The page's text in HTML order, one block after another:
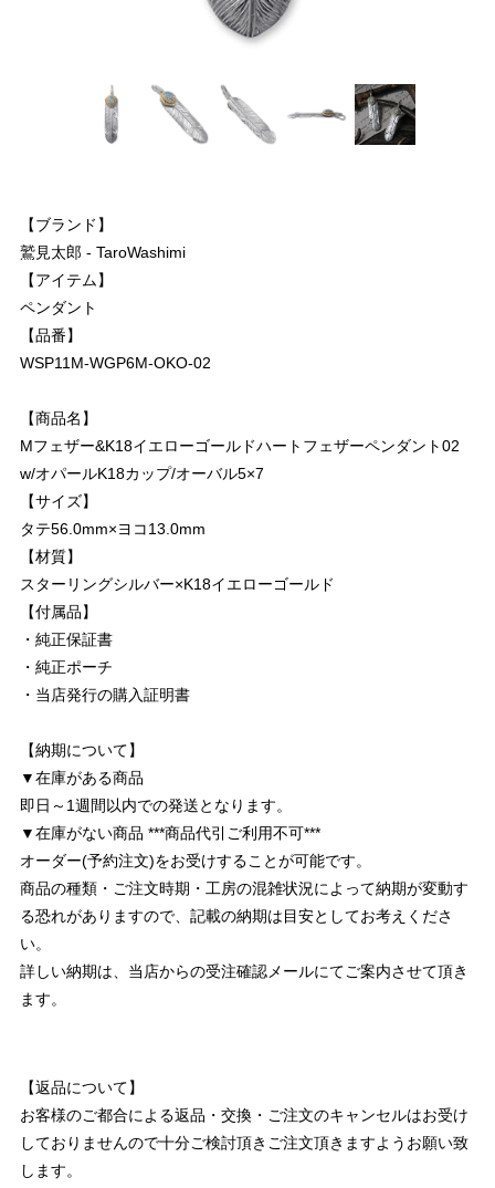
【ブランド】
鷲見太郎 - TaroWashimi
【アイテム】
ペンダント
【品番】
WSP11M-WGP6M-OKO-02
【商品名】
Mフェザー&K18イエローゴールドハートフェザーペンダント02
w/オパールK18カップ/オーバル5×7
【サイズ】
タテ56.0mm×ヨコ13.0mm
【材質】
スターリングシルバー×K18イエローゴールド
【付属品】
・純正保証書
・純正ポーチ
・当店発行の購入証明書
【納期について】
▼在庫がある商品
即日～1週間以内での発送となります。
▼在庫がない商品 ***商品代引ご利用不可***
オーダー(予約注文)をお受けすることが可能です。
商品の種類・ご注文時期・工房の混雑状況によって納期が変動す
る恐れがありますので、記載の納期は目安としてお考えくださ
い。
詳しい納期は、当店からの受注確認メールにてご案内させて頂き
ます。
【返品について】
お客様のご都合による返品・交換・ご注文のキャンセルはお受け
しておりませんので十分ご検討頂きご注文頂きますようお願い致
します。